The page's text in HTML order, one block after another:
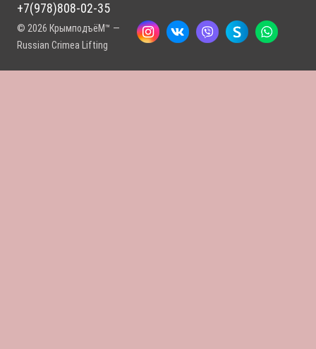
+7(978)808-02-35
© 2026 КрымподъёМ™ —
Russian Crimea Lifting